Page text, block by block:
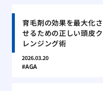
育毛剤の効果を最大化さ
せるための正しい頭皮ク
レンジング術
2026.03.20
AGA